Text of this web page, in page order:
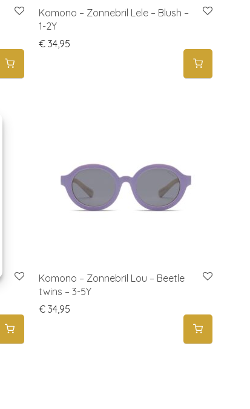
Komono – Zonnebril Lele – Blush –
1-2Y
€ 34,95
Komono – Zonnebril Lou – Beetle
twins – 3-5Y
€ 34,95